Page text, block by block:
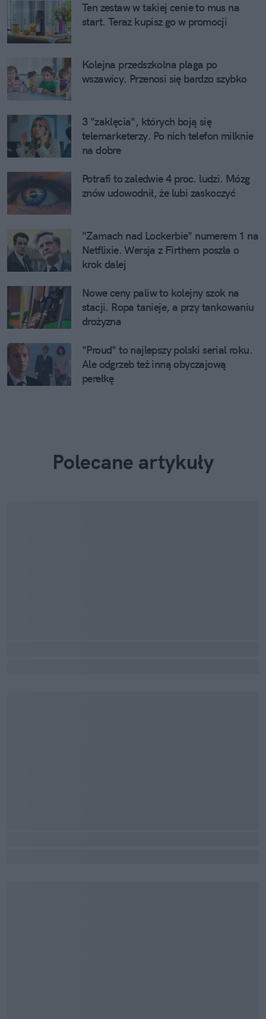
Ten zestaw w takiej cenie to mus na
start. Teraz kupisz go w promocji
Kolejna przedszkolna plaga po
wszawicy. Przenosi się bardzo szybko
3 "zaklęcia", których boją się
telemarketerzy. Po nich telefon milknie
na dobre
Potrafi to zaledwie 4 proc. ludzi. Mózg
znów udowodnił, że lubi zaskoczyć
"Zamach nad Lockerbie" numerem 1 na
Netflixie. Wersja z Firthem poszła o
krok dalej
Nowe ceny paliw to kolejny szok na
stacji. Ropa tanieje, a przy tankowaniu
drożyzna
"Proud" to najlepszy polski serial roku.
Ale odgrzeb też inną obyczajową
perełkę
Polecane artykuły